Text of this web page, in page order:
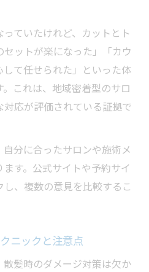
ていたけれど、カットとト
ットが楽になった」「カウ
て任せられた」といった体
これは、地域密着型のサロ
応が評価されている証拠で
分に合ったサロンや施術メ
す。公式サイトや予約サイ
、複数の意見を比較するこ
ニックと注意点
髪時のダメージ対策は欠か